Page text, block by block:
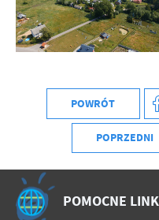
POWRÓT
POPRZEDNI
POMOCNE
treści w postaci wiadomości,
społecznościowych.